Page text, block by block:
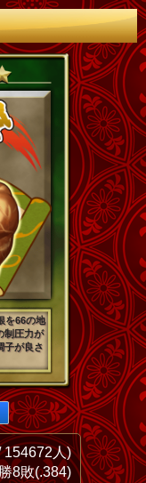
を66の地
制圧力が
子が良さ
154672人)
8敗(.384)